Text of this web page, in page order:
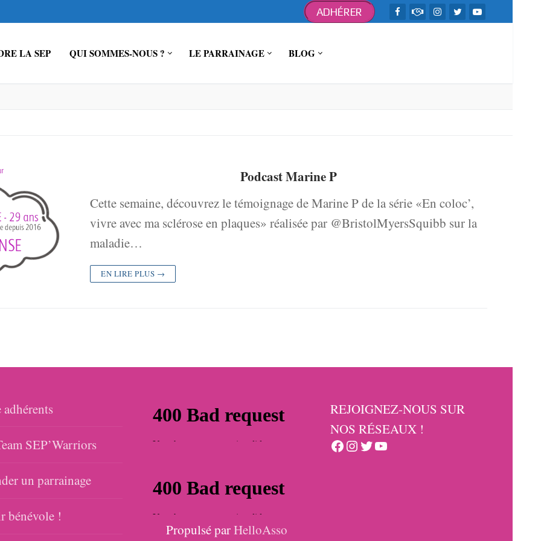
ADHÉRER
LA SEP QUI SOMMES-NOUS ? LE PARRAINAGE BLOG
Podcast Marine P
Cette semaine, découvrez le témoignage de Marine P de la série «En coloc’,
vivre avec ma sclérose en plaques» réalisée par @BristolMyersSquibb sur la
maladie…
EN LIRE PLUS →
adhérents
SEP’Warriors
un parrainage
bénévole !
Propulsé parHelloAsso
REJOIGNEZ-NOUS SUR
NOS RÉSEAUX !
Facebook
Instagram
TwitterYouTube